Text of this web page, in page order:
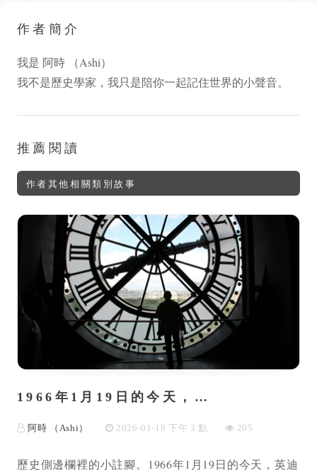
作者簡介
我是 阿時 （Ashi）
我不是歷史學家，我只是陪你一起記住世界的小聲音。
推薦閱讀
作者其他相關類別故事
1966年1月19日的今天，…
阿時 （Ashi） 2026-01-19 下午 3 點 205
歷史側邊欄裡的小註腳。1966年1月19日的今天，英迪